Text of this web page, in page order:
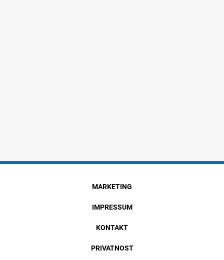
MARKETING
IMPRESSUM
KONTAKT
PRIVATNOST